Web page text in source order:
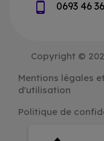
phone_android 0693 46
Copyright ©
Mentions légales
d'utilisation
Politique de